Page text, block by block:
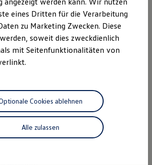
Drop
Ersatzteile
und Flüssigkeiten
und Reifen
und Unfallhilfe
Service
Teile
SUV, nachhaltig wie ein ID.
eines Dritten für die Verarbeitung
zu Marketing Zwecken. Diese
soweit dies zweckdienlich
mit Seitenfunktionalitäten von
Alle zulassen
Cookies ablehnen